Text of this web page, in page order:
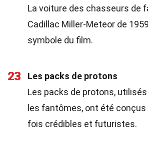
La voiture des chasseurs de
Cadillac Miller-Meteor de
symbole du film.
23
Les packs de protons
Les packs de protons,
les fantômes, ont été conçus
fois crédibles et futuristes.